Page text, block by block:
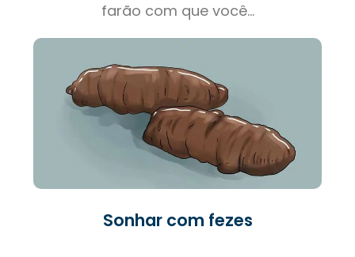
farão com que você...
Sonhar com fezes